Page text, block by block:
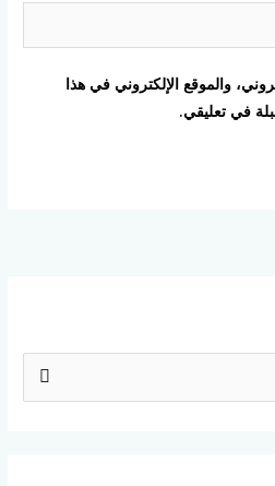
والموقع الإلكتروني في هذا
في تعليقي.